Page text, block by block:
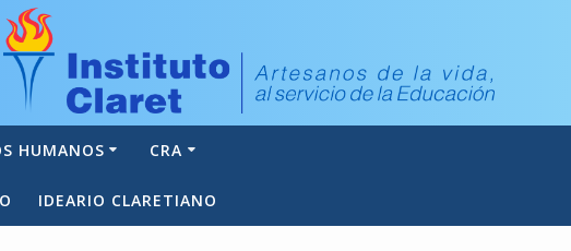
HUMANOS CRA
IDEARIO CLARETIANO